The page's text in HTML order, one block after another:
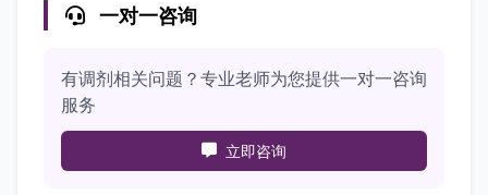
一对一咨询
有调剂相关问题？专业老师为您提供一对一咨询
服务
立即咨询